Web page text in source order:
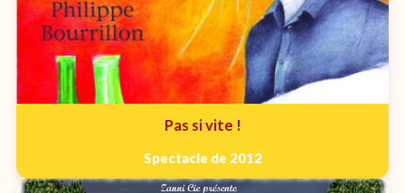
Pas si vite !
Spectacle de 2012